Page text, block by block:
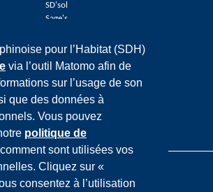
pour l’Habitat (SDH)
via l’outil Matomo afin de
sur l’usage de son
que des données à
Vous pouvez
politique de
comment sont utilisées vos
Cliquez sur «
consentez à l’utilisation
SD'sol
Sage's
Réseaux sociaux
Facebook
Twitter
LinkedIn
Instagram